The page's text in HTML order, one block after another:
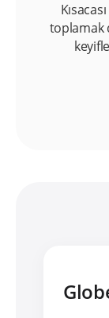
toplamak